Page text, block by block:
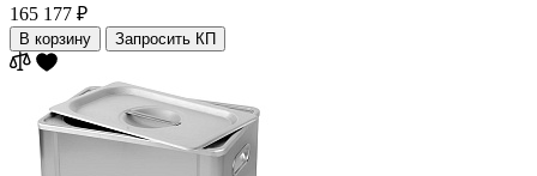
165 177 ₽
В корзину Запросить КП